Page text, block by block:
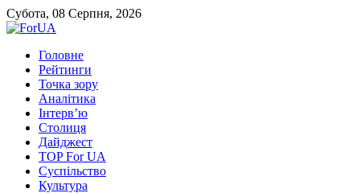
Субота, 08 Серпня, 2026
Головне
Рейтинги
Точка зору
Аналітика
Інтерв’ю
Столиця
Дайджест
TOP For UA
Суспiльство
Культура